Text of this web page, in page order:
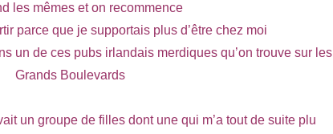
les mêmes et on recommence
parce que je supportais plus d’être chez moi
un de ces pubs irlandais merdiques qu’on trouve sur les
Grands Boulevards
un groupe de filles dont une qui m’a tout de suite plu